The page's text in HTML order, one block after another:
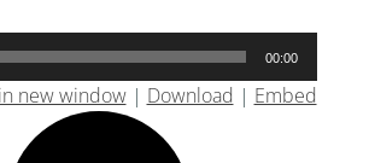
00:00
new window| Download | Embed